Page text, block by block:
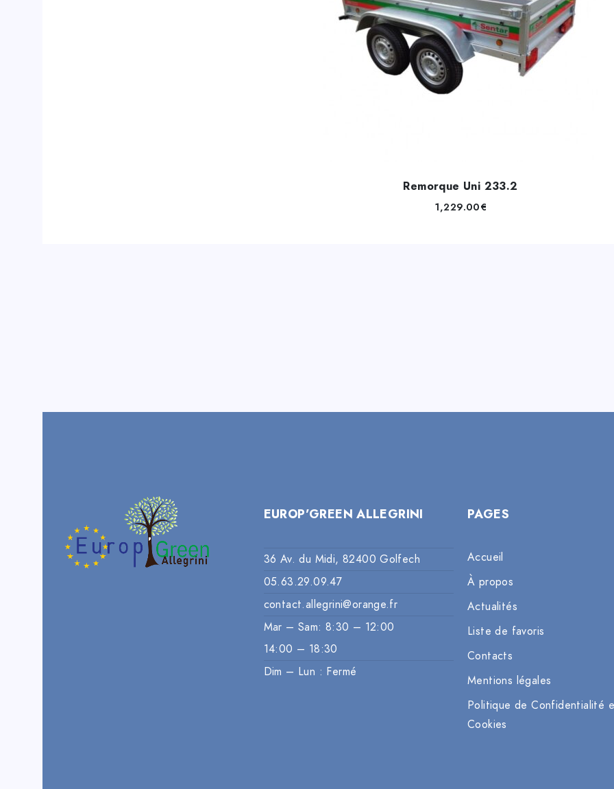
Remorque Uni 233.2
1,229.00€
EUROP’GREEN ALLEGRINI
36 Av. du Midi, 82400 Golfech
05.63.29.09.47
contact.allegrini@orange.fr
Mar – Sam: 8:30 – 12:00
14:00 – 18:30
Dim – Lun : Fermé
PAGES
Accueil
À propos
Actualités
Liste de favoris
Contacts
Mentions légales
Politique de Confidentialité
Cookies